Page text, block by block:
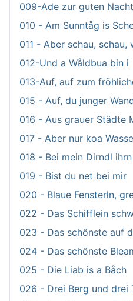
009-Ade zur guten Nacht
010 - Am Sunntåg is
011 - Aber schau, schau,
012-Und a Wåldbua bin i
013-Auf, auf zum
015 - Auf, du junger
016 - Aus grauer Städte
017 - Aber nur koa
018 - Bei mein Dirndl
019 - Bist du net bei mir
020 - Blaue Fensterln,
022 - Das Schifflein
023 - Das schönste auf
024 - Das schönste
025 - Die Liab is a Båch
026 - Drei Berg und drei